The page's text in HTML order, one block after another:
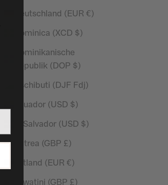
Deutschland (EUR €)
Dominica (XCD $)
Dominikanische
Republik (DOP $)
Dschibuti (DJF Fdj)
Ecuador (USD $)
El Salvador (USD $)
Eritrea (GBP £)
Estland (EUR €)
Eswatini (GBP £)